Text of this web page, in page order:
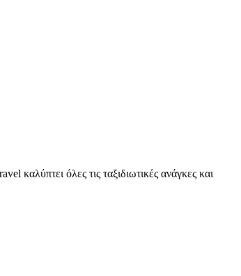
καλύπτει όλες τις ταξιδιωτικές ανάγκες και